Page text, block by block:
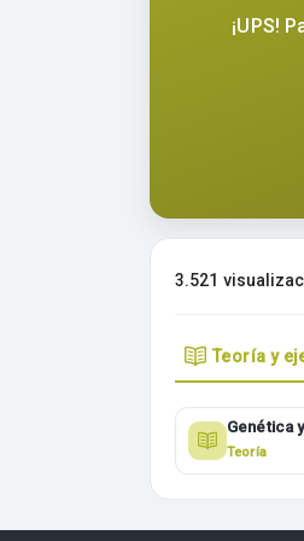
¡UPS!
3.521
Teoría y
Genética
Teoría